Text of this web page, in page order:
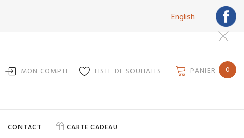
English
MON COMPTE LISTE DE SOUHAITS PANIER 0
CONTACT CARTE CADEAU